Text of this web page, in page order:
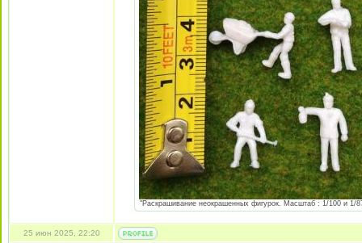
"Раскрашивание неокрашенных фигурок. Масштаб : 1/100 и 1/
25 июн 2025, 22:20